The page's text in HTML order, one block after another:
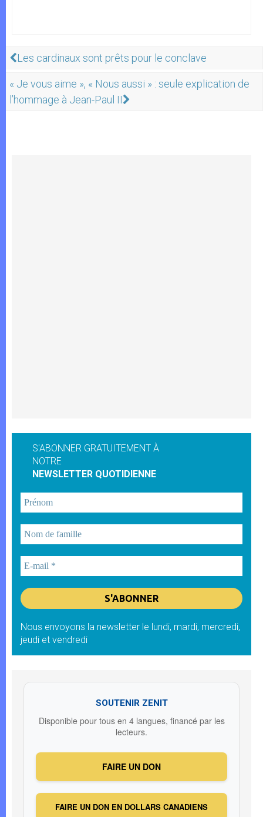
Les cardinaux sont prêts pour le conclave
« Je vous aime », « Nous aussi » : seule explication de
l’hommage à Jean-Paul II
S'ABONNER GRATUITEMENT À
NOTRE
NEWSLETTER QUOTIDIENNE
Nous envoyons la newsletter le lundi, mardi, mercredi,
jeudi et vendredi
SOUTENIR ZENIT
Disponible pour tous en 4 langues, financé par les
lecteurs.
FAIRE UN DON
FAIRE UN DON EN DOLLARS CANADIENS